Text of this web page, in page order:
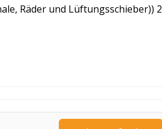
Räder und Lüftungsschieber)) 2